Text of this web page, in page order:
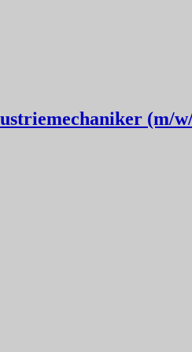
(m/